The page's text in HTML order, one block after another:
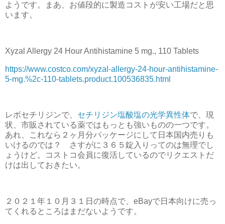
ようです。まあ、お値段的に製造コストが安い工場だと思
います。
Xyzal Allergy 24 Hour Antihistamine 5 mg., 110 Tablets
https://www.costco.com/xyzal-allergy-24-hour-antihistamine-
5-mg.%2c-110-tablets.product.100536835.html
レボセチリジンで、 セチリジン塩酸塩の光学異性体で、現
状、市販されている薬ではもっとも強いものの一つです。
あれ、これなら２ヶ月分パッケージにして日本国内売りも
いけるのでは？ さすがに３６５錠入りってのは無理でし
ょうけど。コストコ会員に復活しているのでリクエストだ
けは出しておきたい。
２０２１年１０月３１日の時点で、eBayで日本向けに売っ
てくれるところはまだないようです。